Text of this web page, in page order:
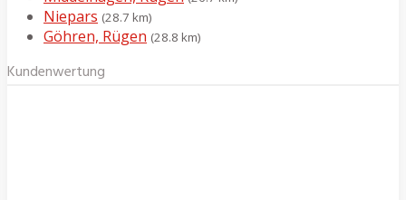
Niepars (28.7 km)
Göhren, Rügen (28.8 km)
Kundenwertung